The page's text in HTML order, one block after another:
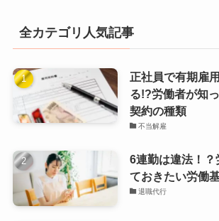
全カテゴリ人気記事
正社員で有期雇
る!?労働者が知
契約の種類
不当解雇
6連勤は違法！？
ておきたい労働
退職代行